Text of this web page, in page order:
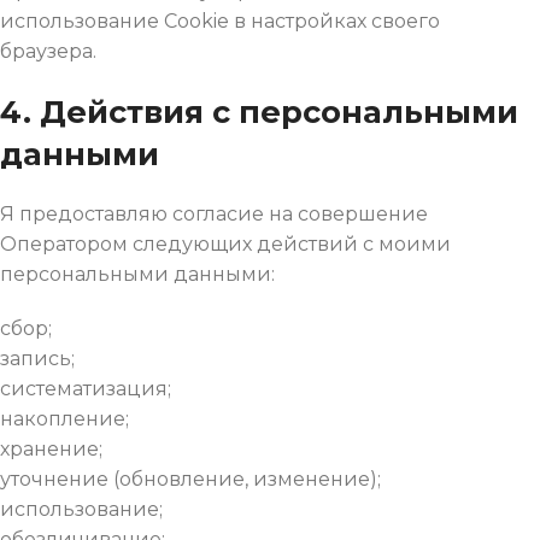
использование Cookie в настройках своего
браузера.
4. Действия с персональными
данными
Я предоставляю согласие на совершение
Оператором следующих действий с моими
персональными данными:
сбор;
запись;
систематизация;
накопление;
хранение;
уточнение (обновление, изменение);
использование;